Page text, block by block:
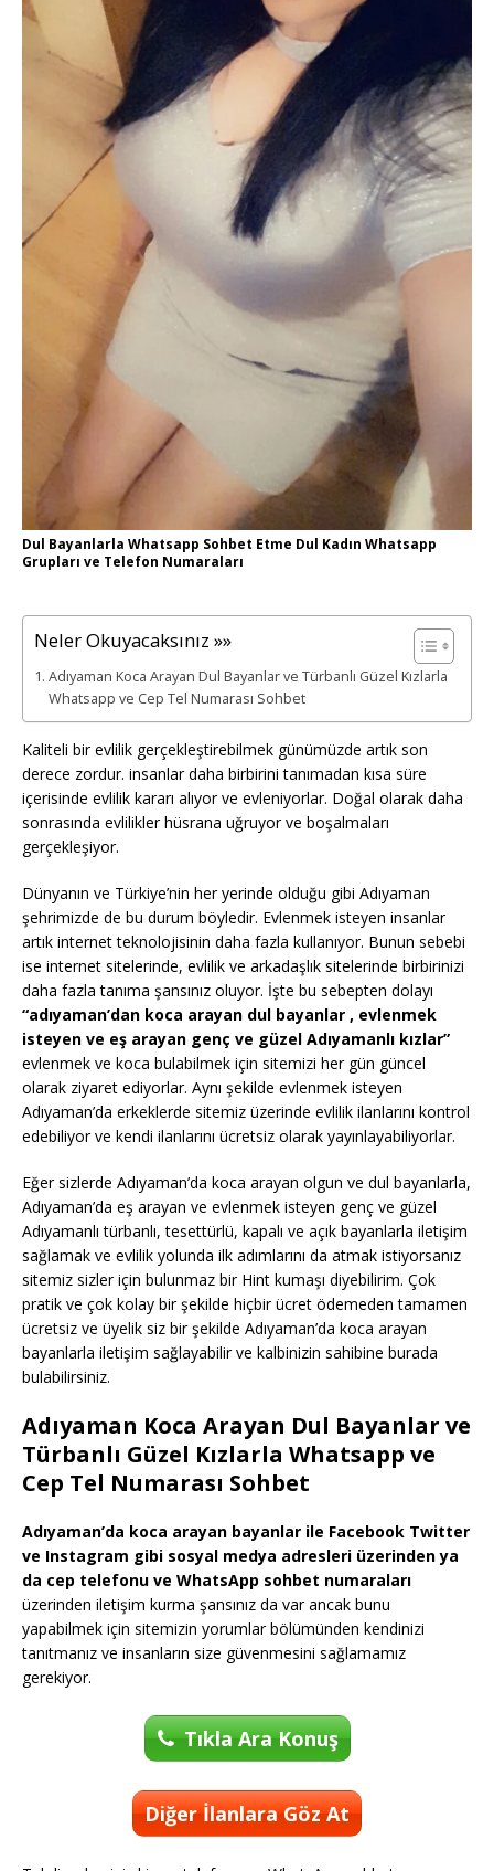
Dul Bayanlarla Whatsapp Sohbet Etme Dul Kadın Whatsapp
Grupları ve Telefon Numaraları
Neler Okuyacaksınız »»
Adıyaman Koca Arayan Dul Bayanlar ve Türbanlı Güzel Kızlarla
Whatsapp ve Cep Tel Numarası Sohbet
Kaliteli bir evlilik gerçekleştirebilmek günümüzde artık son
derece zordur. insanlar daha birbirini tanımadan kısa süre
içerisinde evlilik kararı alıyor ve evleniyorlar. Doğal olarak daha
sonrasında evlilikler hüsrana uğruyor ve boşalmaları
gerçekleşiyor.
Dünyanın ve Türkiye’nin her yerinde olduğu gibi Adıyaman
şehrimizde de bu durum böyledir. Evlenmek isteyen insanlar
artık internet teknolojisinin daha fazla kullanıyor. Bunun sebebi
ise internet sitelerinde, evlilik ve arkadaşlık sitelerinde birbirinizi
daha fazla tanıma şansınız oluyor. İşte bu sebepten dolayı
“adıyaman’dan koca arayan dul bayanlar , evlenmek
isteyen ve eş arayan genç ve güzel Adıyamanlı kızlar”
evlenmek ve koca bulabilmek için sitemizi her gün güncel
olarak ziyaret ediyorlar. Aynı şekilde evlenmek isteyen
Adıyaman’da erkeklerde sitemiz üzerinde evlilik ilanlarını kontrol
edebiliyor ve kendi ilanlarını ücretsiz olarak yayınlayabiliyorlar.
Eğer sizlerde Adıyaman’da koca arayan olgun ve dul bayanlarla,
Adıyaman’da eş arayan ve evlenmek isteyen genç ve güzel
Adıyamanlı türbanlı, tesettürlü, kapalı ve açık bayanlarla iletişim
sağlamak ve evlilik yolunda ilk adımlarını da atmak istiyorsanız
sitemiz sizler için bulunmaz bir Hint kumaşı diyebilirim. Çok
pratik ve çok kolay bir şekilde hiçbir ücret ödemeden tamamen
ücretsiz ve üyelik siz bir şekilde Adıyaman’da koca arayan
bayanlarla iletişim sağlayabilir ve kalbinizin sahibine burada
bulabilirsiniz.
Adıyaman Koca Arayan Dul Bayanlar ve
Türbanlı Güzel Kızlarla Whatsapp ve
Cep Tel Numarası Sohbet
Adıyaman’da koca arayan bayanlar ile Facebook Twitter
ve Instagram gibi sosyal medya adresleri üzerinden ya
da cep telefonu ve WhatsApp sohbet numaraları
üzerinden iletişim kurma şansınız da var ancak bunu
yapabilmek için sitemizin yorumlar bölümünden kendinizi
tanıtmanız ve insanların size güvenmesini sağlamamız
gerekiyor.
Tıkla Ara Konuş
Diğer İlanlara Göz At